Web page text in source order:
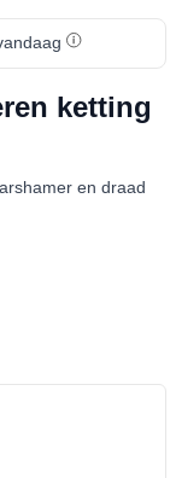
ketting
en draad